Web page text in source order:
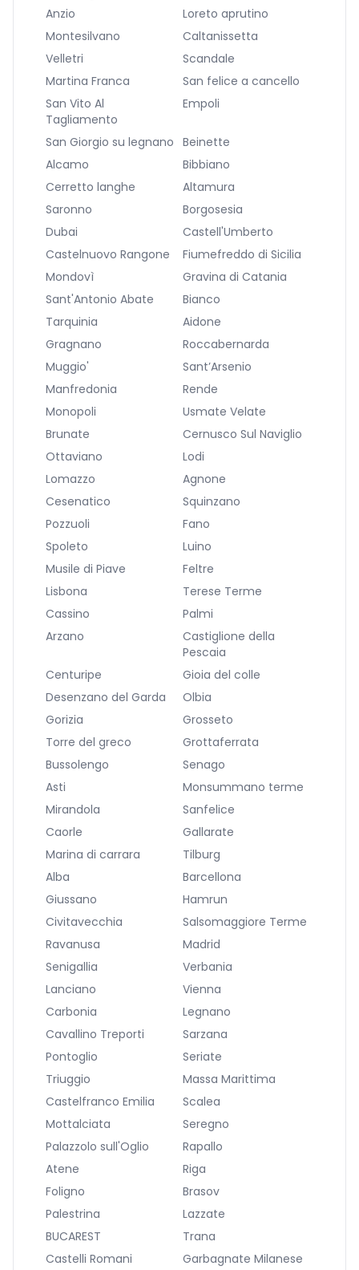
Anzio
Loreto aprutino
Montesilvano
Caltanissetta
Velletri
Scandale
Martina Franca
San felice a cancello
San Vito Al
Tagliamento
Empoli
San Giorgio su legnano Beinette
Alcamo
Bibbiano
Cerretto langhe
Altamura
Saronno
Borgosesia
Dubai
Castell'Umberto
Castelnuovo Rangone
Fiumefreddo di Sicilia
Mondovì
Gravina di Catania
Sant'Antonio Abate
Bianco
Tarquinia
Aidone
Gragnano
Roccabernarda
Muggio'
Sant’Arsenio
Manfredonia
Rende
Monopoli
Usmate Velate
Brunate
Cernusco Sul Naviglio
Ottaviano
Lodi
Lomazzo
Agnone
Cesenatico
Squinzano
Pozzuoli
Fano
Spoleto
Luino
Musile di Piave
Feltre
Lisbona
Terese Terme
Cassino
Palmi
Arzano
Castiglione della
Pescaia
Centuripe
Gioia del colle
Desenzano del Garda
Olbia
Gorizia
Grosseto
Torre del greco
Grottaferrata
Bussolengo
Senago
Asti
Monsummano terme
Mirandola
Sanfelice
Caorle
Gallarate
Marina di carrara
Tilburg
Alba
Barcellona
Giussano
Hamrun
Civitavecchia
Salsomaggiore Terme
Ravanusa
Madrid
Senigallia
Verbania
Lanciano
Vienna
Carbonia
Legnano
Cavallino Treporti
Sarzana
Pontoglio
Seriate
Triuggio
Massa Marittima
Castelfranco Emilia
Scalea
Mottalciata
Seregno
Palazzolo sull'Oglio
Rapallo
Atene
Riga
Foligno
Brasov
Palestrina
Lazzate
BUCAREST
Trana
Castelli Romani
Garbagnate Milanese